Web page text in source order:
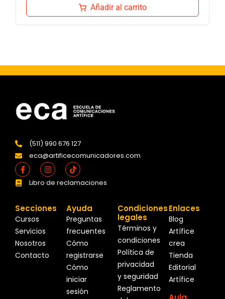
Añadir al carrito
(511) 990 676 127
eca@artificecomunicadores.com
Facebook-
f
InstagramTiktok
Libro de reclamaciones
Secciones
Cursos
Servicios
Nosotros
Contacto
Ayuda
Preguntas
frecuentes
Cómo
registrarse
Cómo
iniciar
sesión
Condiciones
legales
Términos y
condiciones
Política de
privacidad
y seguridad
Reglamento
Enlaces
Blog
Artífice
crea
Tienda
Editorial
Artífice